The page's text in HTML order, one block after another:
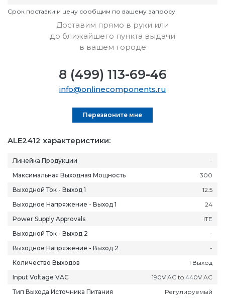
Cрок поставки и цену сообщим по вашему запросу
ALE2412 характеристики:
Линейка Продукции
-
Максимальная Выходная Мощность
300
Выходной Ток - Выход 1
12.5
Выходное Напряжение - Выход 1
24
Power Supply Approvals
ITE
Выходной Ток - Выход 2
-
Выходное Напряжение - Выход 2
-
Количество Выходов
1 Выход
Input Voltage VAC
190V AC to 440V AC
Тип Выхода Источника Питания
Регулируемый
Доставим прямо в руки или
до ближайшего пункта выдачи
в вашем городе
8 (499) 113-69-46
info@onlinecomponents.ru
Перезвоните мне